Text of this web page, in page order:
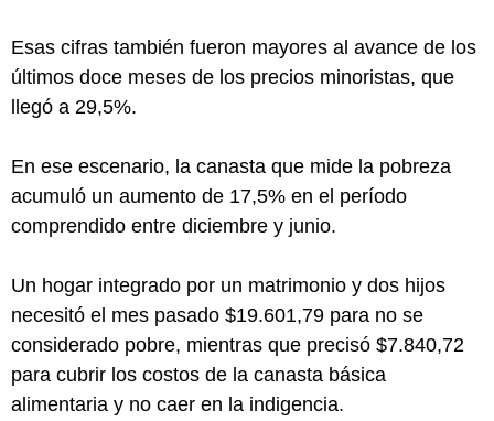
Esas cifras también fueron mayores al avance de los
últimos doce meses de los precios minoristas, que
llegó a 29,5%.
En ese escenario, la canasta que mide la pobreza
acumuló un aumento de 17,5% en el período
comprendido entre diciembre y junio.
Un hogar integrado por un matrimonio y dos hijos
necesitó el mes pasado $19.601,79 para no se
considerado pobre, mientras que precisó $7.840,72
para cubrir los costos de la canasta básica
alimentaria y no caer en la indigencia.